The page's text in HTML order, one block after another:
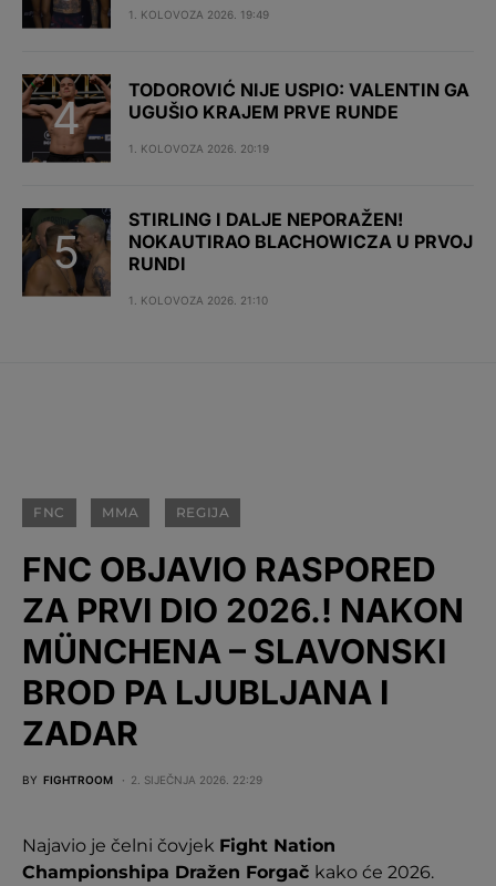
1. KOLOVOZA 2026. 19:49
TODOROVIĆ NIJE USPIO: VALENTIN GA
UGUŠIO KRAJEM PRVE RUNDE
1. KOLOVOZA 2026. 20:19
STIRLING I DALJE NEPORAŽEN!
NOKAUTIRAO BLACHOWICZA U PRVOJ
RUNDI
1. KOLOVOZA 2026. 21:10
FNC MMA REGIJA
FNC OBJAVIO RASPORED
ZA PRVI DIO 2026.! NAKON
MÜNCHENA – SLAVONSKI
BROD PA LJUBLJANA I
ZADAR
BY FIGHTROOM 2. SIJEČNJA 2026. 22:29
Najavio je čelni čovjek Fight Nation
Championshipa Dražen Forgač kako će 2026.